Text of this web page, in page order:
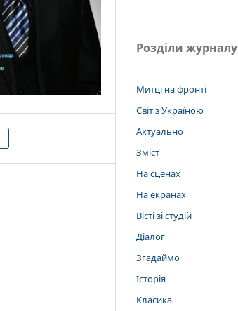
Розділи журналу
Митці на фронті
Світ з Україною
Актуально
Зміст
На сценах
На екранах
Вісті зі студій
Діалог
Згадаймо
Історія
Класика